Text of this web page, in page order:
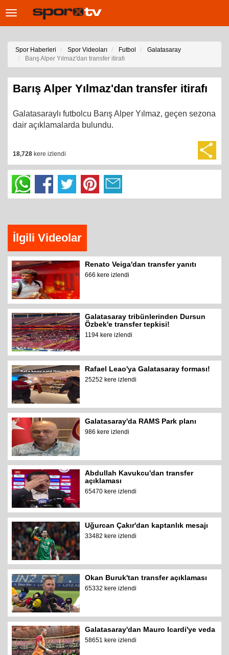
Toggle
Spor Haberleri Spor Videoları Futbol
Galatasaray
Barış Alper Yılmaz'dan transfer itirafı
Barış Alper Yılmaz'dan transfer itirafı
Galatasaraylı futbolcu Barış Alper Yılmaz, geçen sezona
dair açıklamalarda bulundu.
18,728 kere izlendi
İlgili Videolar
Renato Veiga'dan transfer yanıtı
666 kere izlendi
Galatasaray tribünlerinden Dursun
Özbek'e transfer tepkisi!
1194 kere izlendi
Rafael Leao'ya Galatasaray forması!
25252 kere izlendi
Galatasaray'da RAMS Park planı
986 kere izlendi
Abdullah Kavukcu'dan transfer
açıklaması
65470 kere izlendi
Uğurcan Çakır'dan kaptanlık mesajı
33482 kere izlendi
Okan Buruk'tan transfer açıklaması
65332 kere izlendi
Galatasaray'dan Mauro Icardi'ye veda
58651 kere izlendi